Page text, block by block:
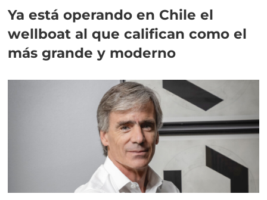
Ya está operando en Chile el
wellboat al que califican como el
más grande y moderno